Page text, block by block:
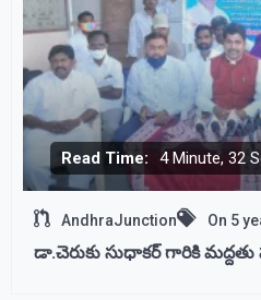
Read Time: 4 Minute, 32
AndhraJunction On 5
డా.చెరుకు సుధాకర్ గారికి